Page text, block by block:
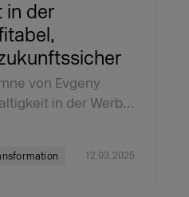
in der
von Evgeny
in der Werb…
12.03.2025